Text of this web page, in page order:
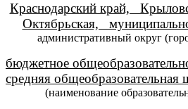
Краснодарский край,
Октябрьская,
административный округ
бюджетное
средняя
(наименование